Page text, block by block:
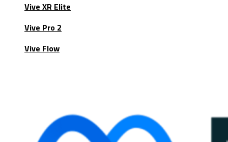
Vive XR Elite
Vive Pro 2
Vive Flow